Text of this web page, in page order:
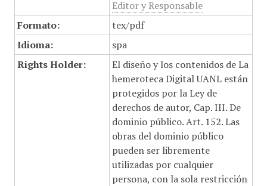
Editor y Responsable
Formato:
tex/pdf
Idioma:
spa
Rights Holder:
El diseño y los contenidos de La
hemeroteca Digital UANL están
protegidos por la Ley de
derechos de autor, Cap. III. De
dominio público. Art. 152. Las
obras del dominio público
pueden ser libremente
utilizadas por cualquier
persona, con la sola restricción